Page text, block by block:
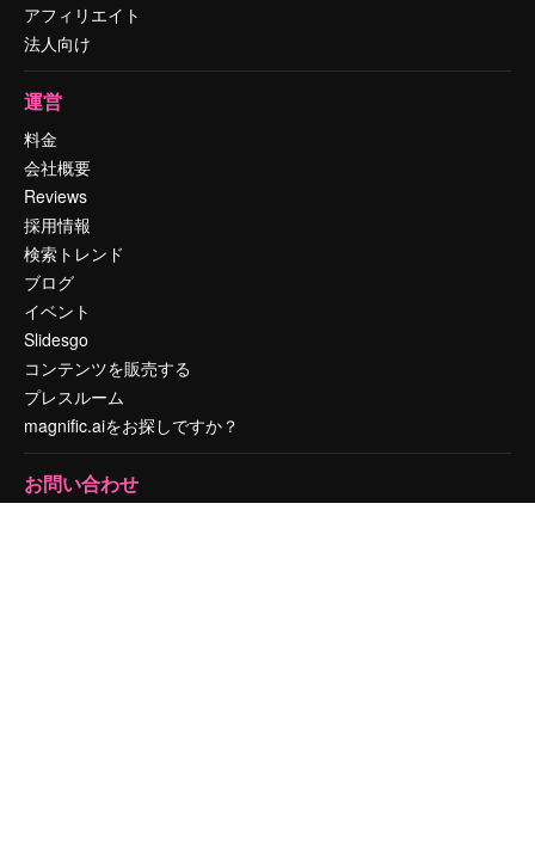
アフィリエイト
法人向け
運営
料金
会社概要
Reviews
採用情報
検索トレンド
ブログ
イベント
Slidesgo
コンテンツを販売する
プレスルーム
magnific.aiをお探しですか？
お問い合わせ